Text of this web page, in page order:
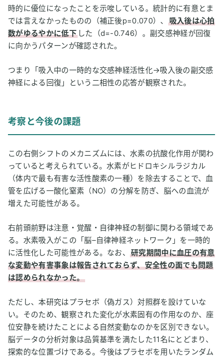
時的に優位になったことを示唆している。統計的に有意とま
では言えなかったものの（補正後p=0.070）、
吸入後は心拍
数がゆるやかに低下した（d=-0.746）。副交感神経が回復
に向かうパターンが確認された。
つまり「吸入中の一時的な交感神経活性化→吸入後の副交感
神経による回復」という二相性の応答が観察された。
考察と今後の課題
この右側シフトのメカニズムには、水素の抗酸化作用が関わ
っていると考えられている。水素がヒドロキシルラジカル
（体内で最も有害な活性酸素の一種）を除去することで、血
管を広げる一酸化窒素（NO）の分解を防ぎ、脳への血流が
増えた可能性がある。
右前頭前野は注意・覚醒・自律神経の制御に関わる領域であ
る。水素吸入がこの「脳–自律神経ネットワーク」を一時的
に活性化した可能性がある。なお、研究期間中に血圧の有意
な変動や有害事象は報告されておらず、安全性の面でも問題
は認められなかった。
ただし、本研究はプラセボ（偽ガス）対照群を設けていな
い。そのため、観察された変化が水素固有の作用なのか、座
位安静を続けたことによる自然変動なのかを区別できない。
脳データの分析対象は品質基準を満たした11名にとどまり、
探索的な位置づけである。今後はプラセボを用いたランダム